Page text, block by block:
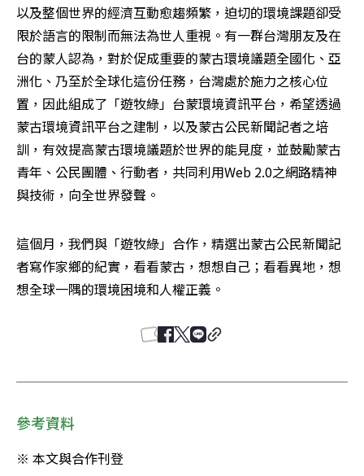
以及整個世界的經濟互動愈趨頻繁，迫切的環境課題卻受
限於語言的限制而無法為世人重視。有一群台灣朋友及在
台的蒙人認為，對於促成重要的蒙古環境議題全國化、亞
洲化、乃至於全球化這份任務，台灣處於施力之核心位
置，因此組成了「遊牧綠」台蒙環境資訊平台，希望透過
蒙古環境資訊平台之建制，以及蒙古公民新聞記者之培
訓，有效提高蒙古環境議題於世界的能見度，並鼓勵蒙古
青年、公民團體、行動者，共同利用Web 2.0之網路精神
與技術，向全世界發聲。
這個月，我們與「遊牧綠」合作，精選出蒙古公民新聞記
者寫作家鄉的紀實，看看蒙古，想想自己；看看異地，想
想全球一隅的環境困境和人權正義。
參考資料
※ 本文與合作刊登